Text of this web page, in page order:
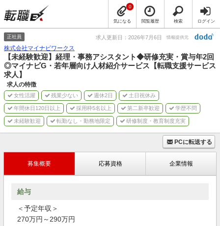
気になる
0
閲覧履歴 検索 ログイン
正社員 求人更新日：2026年7月6日 情報提供元
株式会社マイナビワークス
【未経験歓迎】経理・事務アシスタント◆研修充実・賞与年2回
◎マイナビG・若年層向け人材紹介サービス【転職支援サービス
求人】
求人の特徴
女性活躍 残業少ない 週休2日 土日祝休み
年間休日120日以上 採用枠5名以上 第二新卒歓迎 学歴不問
未経験歓迎 転勤なし・勤務地限定 研修制度・教育制度充実
PCに転送する
募集概要 応募資格 企業情報
給与
＜予定年収＞
270万円～290万円